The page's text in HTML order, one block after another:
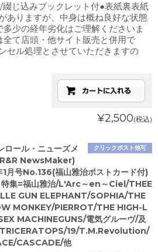
じ込みブックレット付●表紙裏表紙
ありますが、中身は概ね良好な状態
少の経年劣化はご理解くださいま
て店頭・他サイト販売と併用で
セル処理とさせていただきますの
¥2,500(税込)
クリックポスト他可
ロール・ニューズメ
NewsMaker)
月号No.136(福山雅治ポストカード付)
特集=福山雅治/L'Arc～en～Ciel/THEE
GUN ELEPHANT/SOPHIA/THE
MONKEY/PIERROT/THE HIGH-L
MACHINEGUNS/電気グルーヴ/及
TRICERATOPS/19/T.M.Revolution/
CASCADE/他